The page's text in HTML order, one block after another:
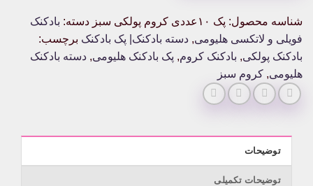
شناسه محصول: پک ۱۰عددی کروم پولکی سبز دسته: بادکنک
فویلی و لاتکسی هلیومی, دسته بادکنک| پک بادکنک برچسب:
بادکنک پولکی, بادکنک کروم, پک بادکنک هلیومی, دسته بادکنک
هلیومی, کروم سبز
توضیحات
توضیحات تکمیلی